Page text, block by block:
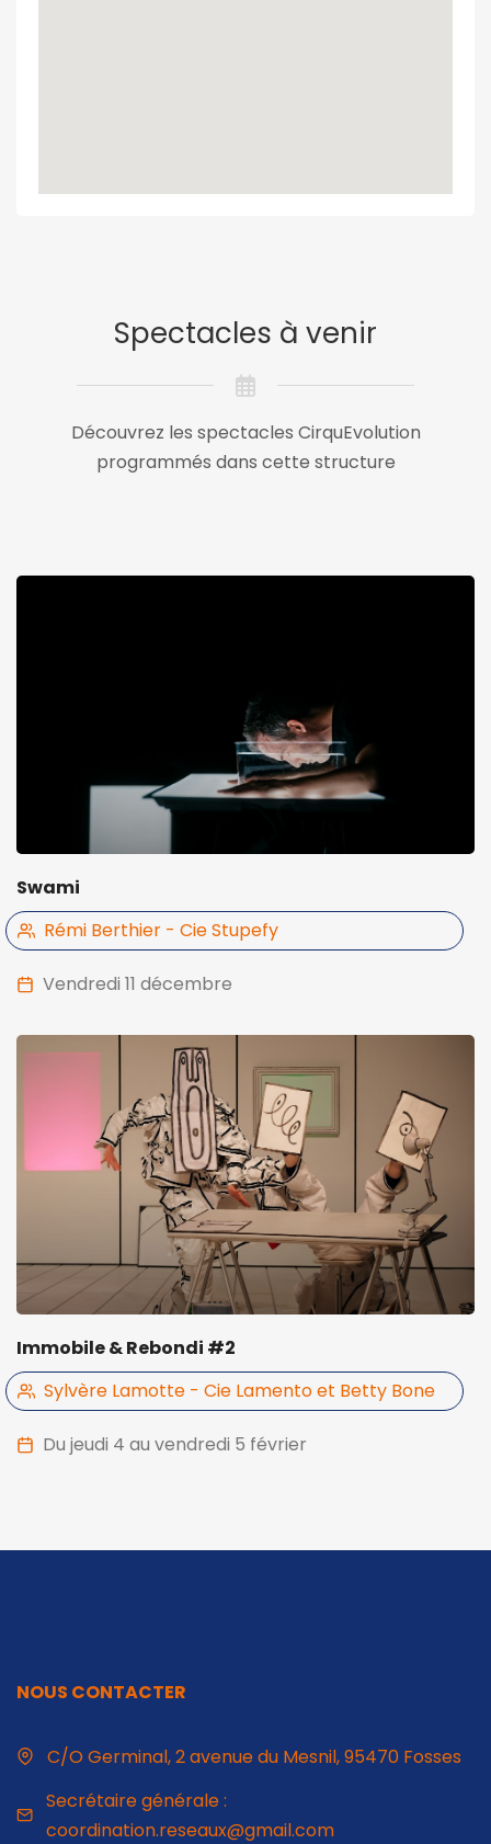
Spectacles à venir
Découvrez les spectacles CirquEvolution
programmés dans cette structure
Swami
vendredi 11 décembre
Rémi Berthier - Cie Stupefy
Immobile & Rebondi #2
Du jeudi 4 au vendredi 5 février
Sylvère Lamotte - Cie Lamento et Betty Bone
NOUS CONTACTER
C/O Germinal, 2 avenue du Mesnil, 95470 Fosses
Secrétaire générale :
coordination.reseaux@gmail.com